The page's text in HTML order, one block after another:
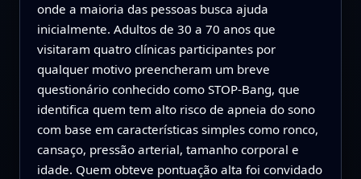
onde a maioria das pessoas busca ajuda
inicialmente. Adultos de 30 a 70 anos que
visitaram quatro clínicas participantes por
qualquer motivo preencheram um breve
questionário conhecido como STOP-Bang, que
identifica quem tem alto risco de apneia do sono
com base em características simples como ronco,
cansaço, pressão arterial, tamanho corporal e
idade. Quem obteve pontuação alta foi convidado